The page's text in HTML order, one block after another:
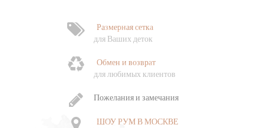
Размерная сетка
для Ваших деток
Обмен и возврат
для любимых клиентов
Пожелания и замечания
ШОУ РУМ В МОСКВЕ